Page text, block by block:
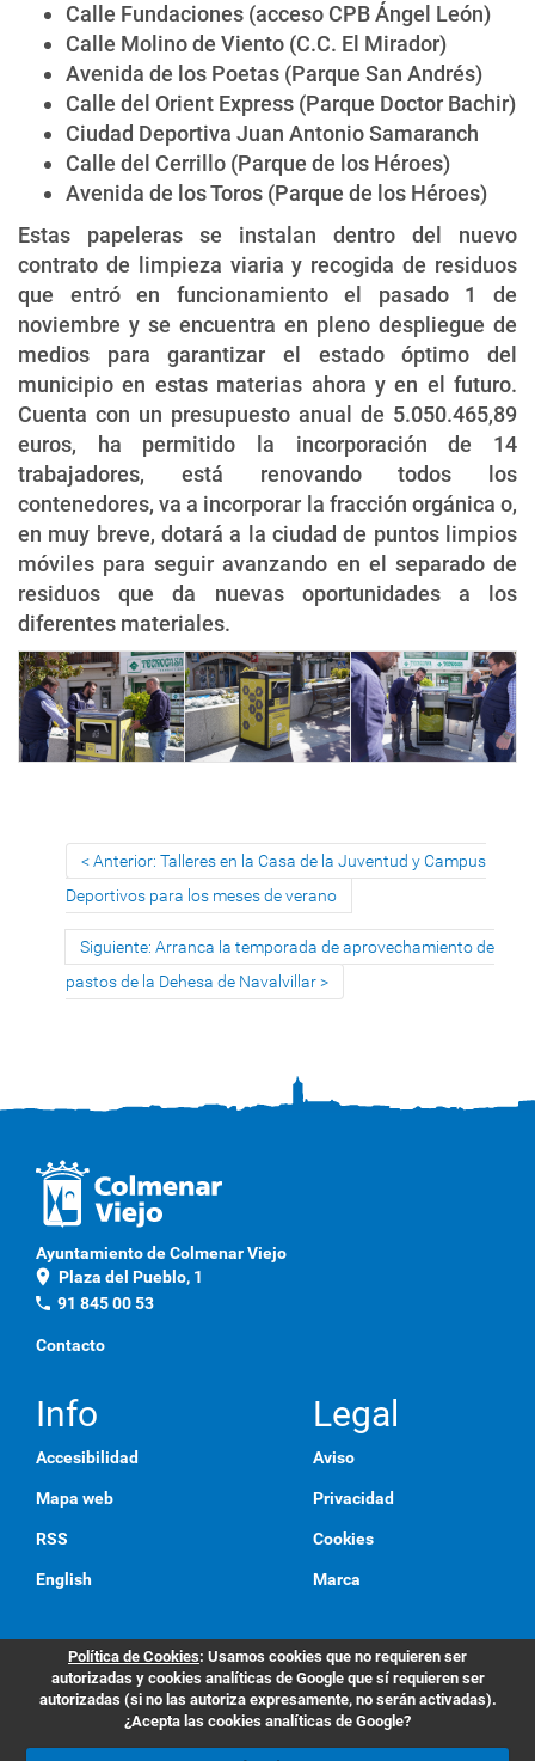
Calle Fundaciones (acceso CPB Ángel León)
Calle Molino de Viento (C.C. El Mirador)
Avenida de los Poetas (Parque San Andrés)
Calle del Orient Express (Parque Doctor Bachir)
Ciudad Deportiva Juan Antonio Samaranch
Calle del Cerrillo (Parque de los Héroes)
Avenida de los Toros (Parque de los Héroes)
Estas papeleras se instalan dentro del nuevo
contrato de limpieza viaria y recogida de residuos
que entró en funcionamiento el pasado 1 de
noviembre y se encuentra en pleno despliegue de
medios para garantizar el estado óptimo del
municipio en estas materias ahora y en el futuro.
Cuenta con un presupuesto anual de 5.050.465,89
euros, ha permitido la incorporación de 14
trabajadores, está renovando todos los
contenedores, va a incorporar la fracción orgánica o,
en muy breve, dotará a la ciudad de puntos limpios
móviles para seguir avanzando en el separado de
residuos que da nuevas oportunidades a los
diferentes materiales.
Anterior: Talleres en la Casa de la Juventud y Campus
Deportivos para los meses de verano
Siguiente: Arranca la temporada de aprovechamiento de
pastos de la Dehesa de Navalvillar
Ayuntamiento de Colmenar Viejo
location_on Plaza del Pueblo, 1
phone 91 845 00 53
Contacto
Info
Accesibilidad
Mapa web
RSS
English
Legal
Aviso
Privacidad
Cookies
Marca
Política de Cookies: Usamos cookies que no requieren ser
autorizadas y cookies analíticas de Google que sí requieren ser
autorizadas (si no las autoriza expresamente, no serán activadas).
¿Acepta las cookies analíticas de Google?